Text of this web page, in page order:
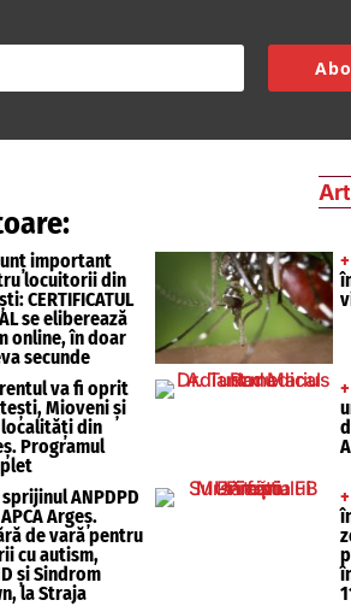
important
locuitorii din
CERTIFICATUL
se eliberează
online, în doar
secunde
+
va fi oprit
Mioveni și
din
Programul
+
sprijinul ANPDPD
Argeș.
de vară pentru
cu autism,
și Sindrom
la Straja
+